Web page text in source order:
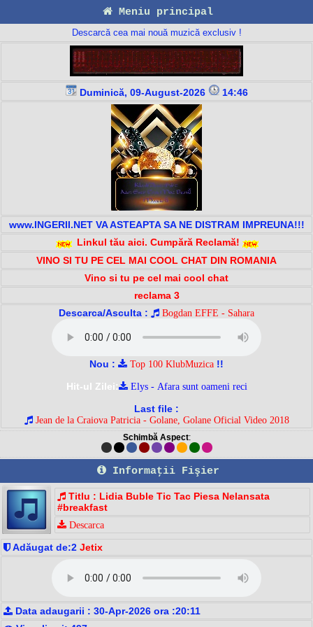
Meniu principal
Descarcă cea mai nouă muzică exclusiv !
Duminică, 09-August-2026 14:46
www.INGERII.NET VA ASTEAPTA SA NE DISTRAM IMPREUNA!!!
Linkul tău aici. Cumpără Reclamă!
VINO SI TU PE CEL MAI COOL CHAT DIN ROMANIA
Vino si tu pe cel mai cool chat
reclama 3
Descarca/Asculta :
Bogdan EFFE - Sahara
Nou : Top 100 KlubMuzica !!
Hit-ul Zilei:
Elys - Afara sunt oameni reci
Last file :
Jean de la Craiova Patricia - Golane, Golane Oficial Video 2018
Schimbă Aspect:
Informaţii Fişier
Titlu : Lidia Buble Tic Tac Piesa Nelansata
#breakfast
Descarca
Adăugat de:2 Jetix
Data adaugarii : 30-Apr-2026 ora :20:11